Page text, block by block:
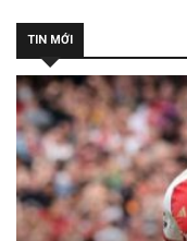
TIN MỚI